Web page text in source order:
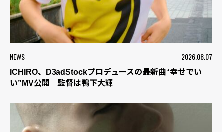
NEWS 2026.08.07
ICHIRO、D3adStockプロデュースの最新曲“幸せでい
い”MV公開 監督は鴨下大輝